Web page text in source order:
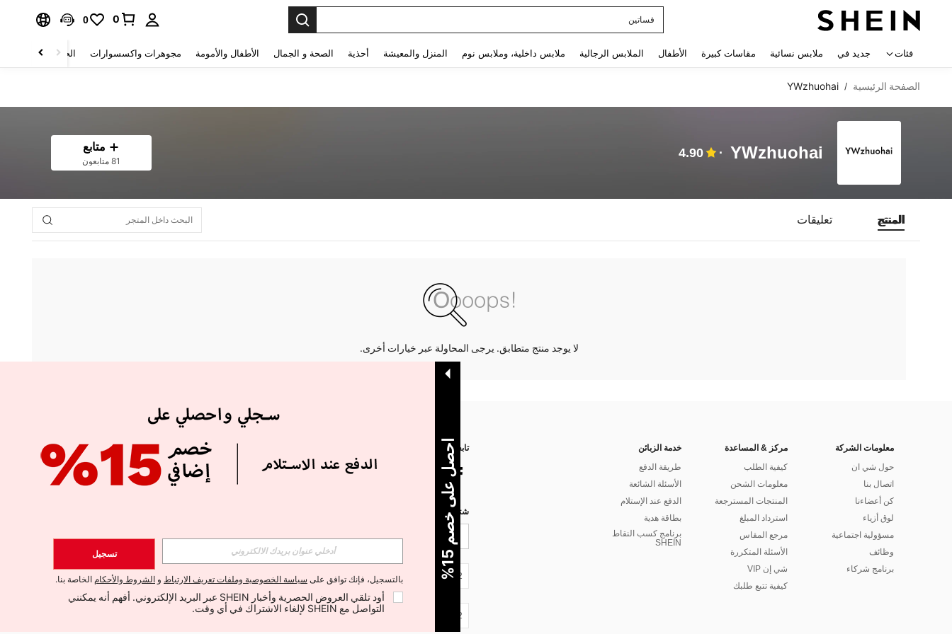
فساتين
0
0
فئات جديد في ملابس نسائية مقاسات كبيرة الأطفال الملابس الرجالية ملابس داخلية، وملابس نوم المنزل والمعيشة أحذية الصحة و الجمال الأطفال والأمومة مجوهرات واكسسوارات الحقائب والأمتعة
الصفحة الرئيسية /
YWzhuohai
YWzhuohai
4.90 متابع
81 متابعون
المنتج تعليقات
لا يوجد منتج متطابق. يرجى المحاولة عبر خيارات أخرى.
معلومات الشركة
حول شي ان
اتصال بنا
كن أعضاءنا
لوق أزياء
مسؤولية اجتماعية
وظائف
برنامج شركاء
مركز & المساعدة
كيفية الطلب
معلومات الشحن
المنتجات المسترجعة
استرداد المبلغ
مرجع المقاس
الأسئلة المتكررة
شي إن VIP
كيفية تتبع طلبك
خدمة الزبائن
طريقة الدفع
الأسئلة الشائعة
الدفع عند الإستلام
بطاقة هدية
برنامج كسب النقاط
SHEIN
تابعنا على
شتركي مع شي إن لتصلك أخبار الموضة
الإشتراك
JO + 962 اشتراك
JO + 962
ا
ح
ص
ل
ع
ل
ى
خ
ص
م
1
5
%
تسجيل
بالتسجيل، فإنك توافق على سياسة الخصوصية وملفات تعريف الارتباط و الشروط والأحكام الخاصة بنا.
أود تلقي العروض الحصرية وأخبار SHEIN عبر البريد الإلكتروني. أفهم أنه يمكنني
التواصل مع SHEIN لإلغاء الاشتراك في أي وقت.